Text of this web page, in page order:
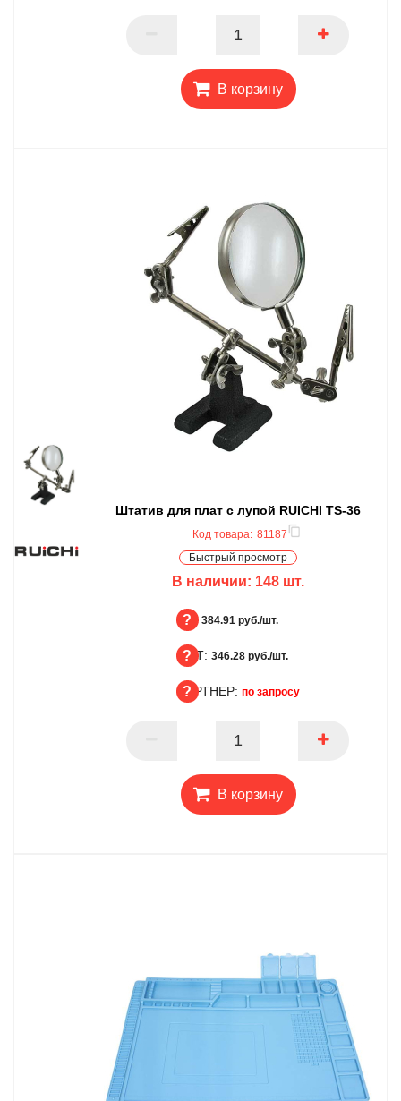
В корзину
Штатив для плат с лупой RUICHI TS-36
Код товара: 81187
Быстрый просмотр
В наличии: 148 шт.
БЦ: 384.91 руб./шт.
ОПТ: 346.28 руб./шт.
ПАРТНЕР: по запросу
В корзину